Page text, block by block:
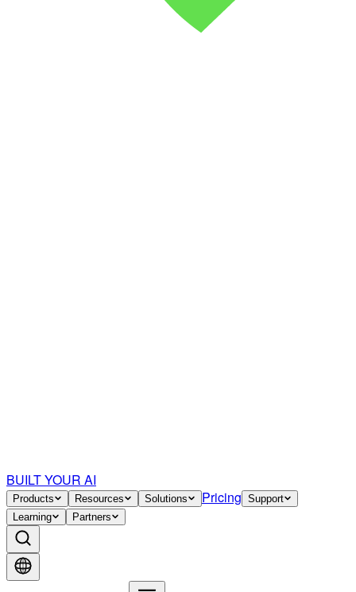
BUILT YOUR AI
Products Resources Solutions Pricing Support
Learning
Partners